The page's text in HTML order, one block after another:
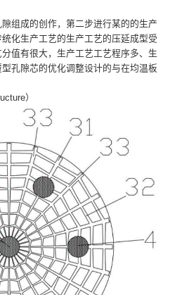
组成的创作，第二步进行某的的生产
化生产工艺的生产工艺的压延成型受
值有很大，生产工艺工艺程序多、生
孔隙芯的优化调整设计的与在均温板
）